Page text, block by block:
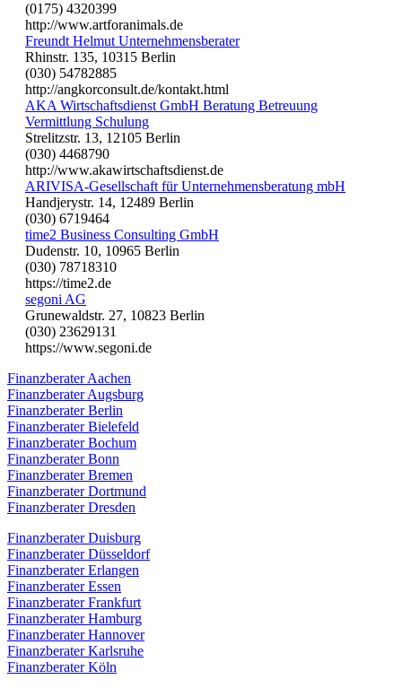
(0175) 4320399
http://www.artforanimals.de
Freundt Helmut Unternehmensberater
Rhinstr. 135, 10315 Berlin
(030) 54782885
http://angkorconsult.de/kontakt.html
AKA Wirtschaftsdienst GmbH Beratung Betreuung
Vermittlung Schulung
Strelitzstr. 13, 12105 Berlin
(030) 4468790
http://www.akawirtschaftsdienst.de
ARIVISA-Gesellschaft für Unternehmensberatung mbH
Handjerystr. 14, 12489 Berlin
(030) 6719464
time2 Business Consulting GmbH
Dudenstr. 10, 10965 Berlin
(030) 78718310
https://time2.de
segoni AG
Grunewaldstr. 27, 10823 Berlin
(030) 23629131
https://www.segoni.de
Finanzberater Aachen
Finanzberater Augsburg
Finanzberater Berlin
Finanzberater Bielefeld
Finanzberater Bochum
Finanzberater Bonn
Finanzberater Bremen
Finanzberater Dortmund
Finanzberater Dresden
Finanzberater Duisburg
Finanzberater Düsseldorf
Finanzberater Erlangen
Finanzberater Essen
Finanzberater Frankfurt
Finanzberater Hamburg
Finanzberater Hannover
Finanzberater Karlsruhe
Finanzberater Köln